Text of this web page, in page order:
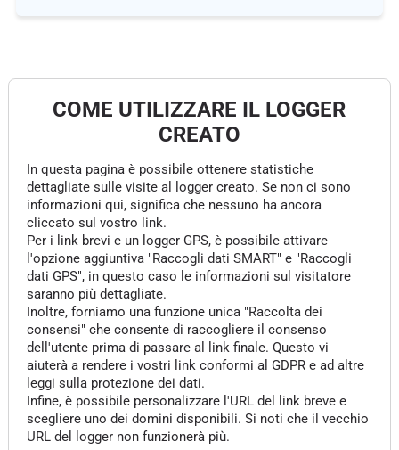
COME UTILIZZARE IL LOGGER
CREATO
In questa pagina è possibile ottenere statistiche
dettagliate sulle visite al logger creato. Se non ci sono
informazioni qui, significa che nessuno ha ancora
cliccato sul vostro link.
Per i link brevi e un logger GPS, è possibile attivare
l'opzione aggiuntiva "Raccogli dati SMART" e "Raccogli
dati GPS", in questo caso le informazioni sul visitatore
saranno più dettagliate.
Inoltre, forniamo una funzione unica "Raccolta dei
consensi" che consente di raccogliere il consenso
dell'utente prima di passare al link finale. Questo vi
aiuterà a rendere i vostri link conformi al GDPR e ad altre
leggi sulla protezione dei dati.
Infine, è possibile personalizzare l'URL del link breve e
scegliere uno dei domini disponibili. Si noti che il vecchio
URL del logger non funzionerà più.